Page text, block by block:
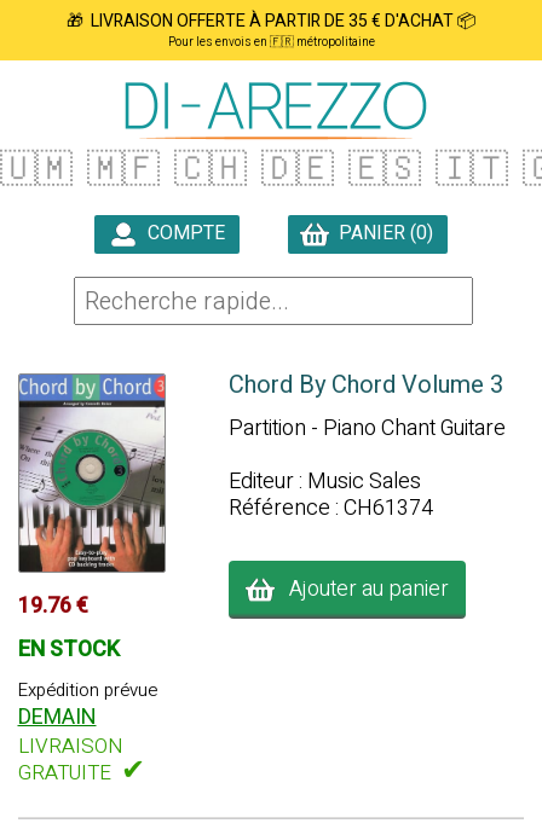
🎁 LIVRAISON OFFERTE À PARTIR DE 35 € D'ACHAT 📦
Pour les envois en 🇫🇷 métropolitaine
🇺🇲 🇲🇫 🇨🇭 🇩🇪 🇪🇸 🇮🇹
COMPTE
PANIER (0)
19.76 €
EN STOCK
Expédition prévue
DEMAIN
LIVRAISON
GRATUITE ✔
Chord By Chord Volume 3
Partition - Piano Chant Guitare
Editeur : Music Sales
Référence : CH61374
Ajouter au panier